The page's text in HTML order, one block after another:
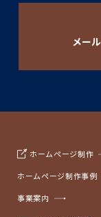
メー
ホームページ制作
ホームページ制作事例
事業案内